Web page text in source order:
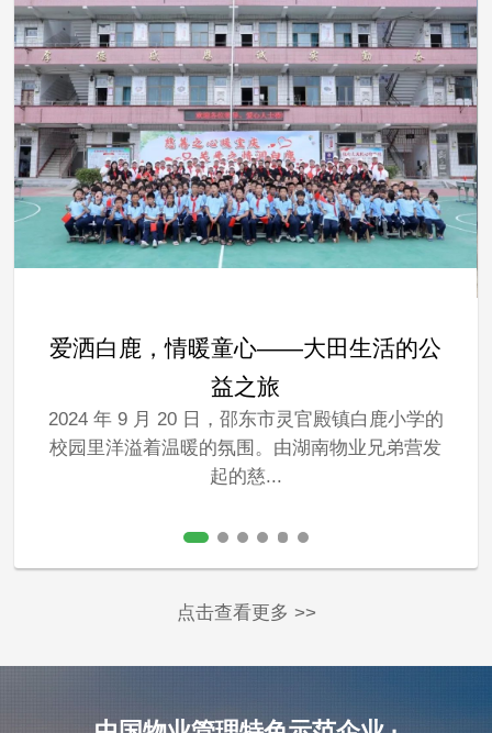
爱洒白鹿，情暖童心——大田生活的公
益之旅
2024 年 9 月 20 日，邵东市灵官殿镇白鹿小学的
校园里洋溢着温暖的氛围。由湖南物业兄弟营发
起的慈...
点击查看更多 >>